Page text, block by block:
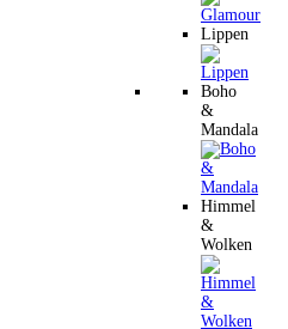
Lippen
Boho
&
Mandala
Himmel
&
Wolken